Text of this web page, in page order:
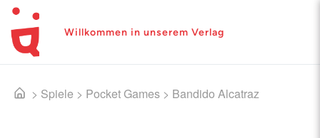
Willkommen in unserem Verlag
> Spiele > Pocket Games > Bandido Alcatraz